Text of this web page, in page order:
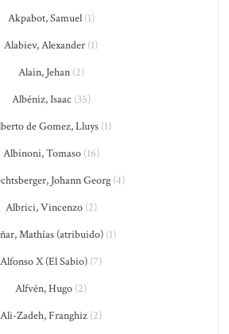
Akpabot, Samuel(1)
Alabiev, Alexander (1)
Alain, Jehan(2)
Albéniz, Isaac (35)
de Gomez, Lluys(1)
Albinoni, Tomaso(16)
Johann Georg (4)
Albrici, Vincenzo(2)
Mathías (atribuido) (1)
Alfonso X (El Sabio) (7)
Alfvén, Hugo (2)
Ali-Zadeh, Franghiz (2)